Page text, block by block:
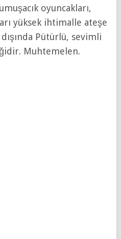
oyuncakları,
yüksek ihtimalle ateşe
Pütürlü, sevimli
Muhtemelen.